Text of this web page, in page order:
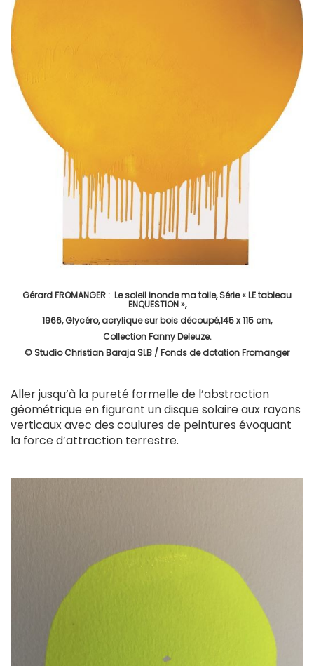
Gérard FROMANGER : Le soleil inonde ma toile, Série « LE tableau
ENQUESTION »,
1966, Glycéro, acrylique sur bois découpé,145 x 115 cm,
Collection Fanny Deleuze.
© Studio Christian Baraja SLB / Fonds de dotation Fromanger
Aller jusqu’à la pureté formelle de l’abstraction
géométrique en figurant un disque solaire aux rayons
verticaux avec des coulures de peintures évoquant
la force d’attraction terrestre.